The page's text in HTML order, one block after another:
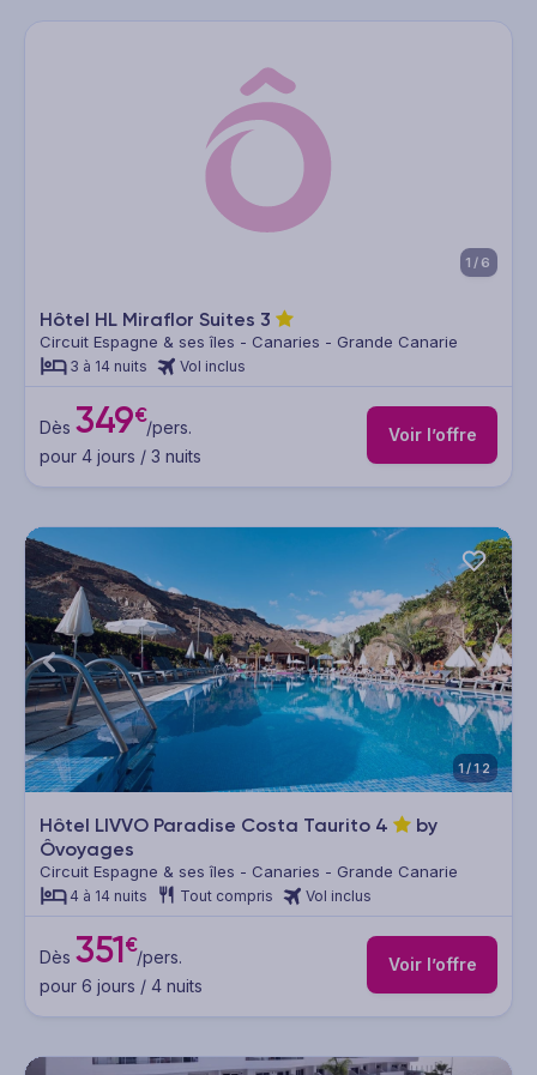
1/6
Hôtel HL Miraflor Suites 3
Circuit Espagne & ses îles - Canaries - Grande Canarie
3 à 14 nuits Vol inclus
Dès 349€/pers.
pour 4 jours / 3 nuits
Voir l’offre
1/12
Hôtel LIVVO Paradise Costa Taurito 4
by
Ôvoyages
Circuit Espagne & ses îles - Canaries - Grande Canarie
4 à 14 nuits Tout compris Vol inclus
Dès 351€/pers.
pour 6 jours / 4 nuits
Voir l’offre